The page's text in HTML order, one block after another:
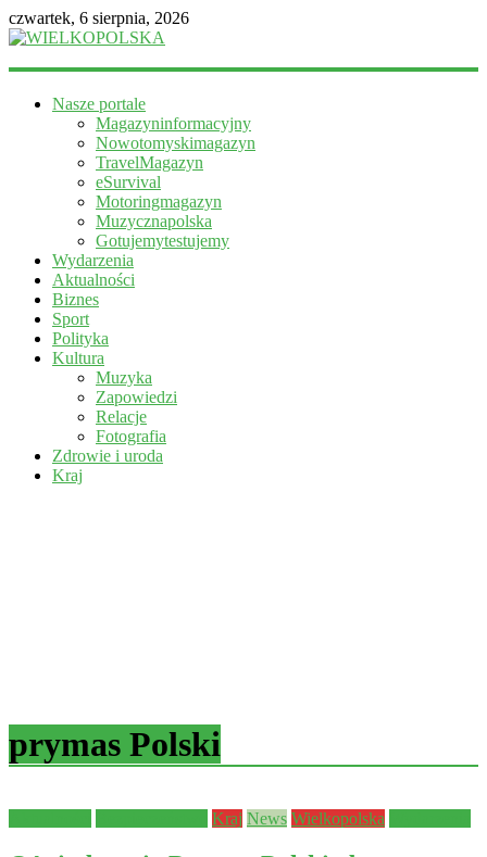
czwartek, 6 sierpnia, 2026
WIELKOPOLSKA
informacyjny
Nasze portale
Magazyninformacyjny
Nowotomyskimagazyn
TravelMagazyn
eSurvival
Motoringmagazyn
Muzycznapolska
Gotujemytestujemy
Wydarzenia
Aktualności
Biznes
Sport
Polityka
Kultura
Muzyka
Zapowiedzi
Relacje
Fotografia
Zdrowie i uroda
Kraj
prymas Polski
Kraj News Wielkopolska